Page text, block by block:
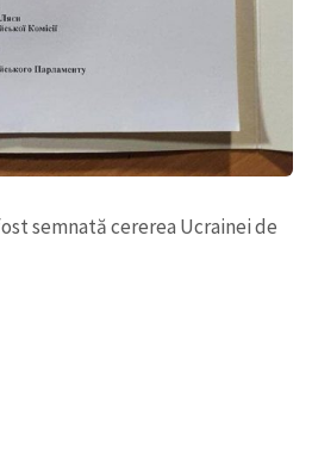
semnată cererea Ucrainei de